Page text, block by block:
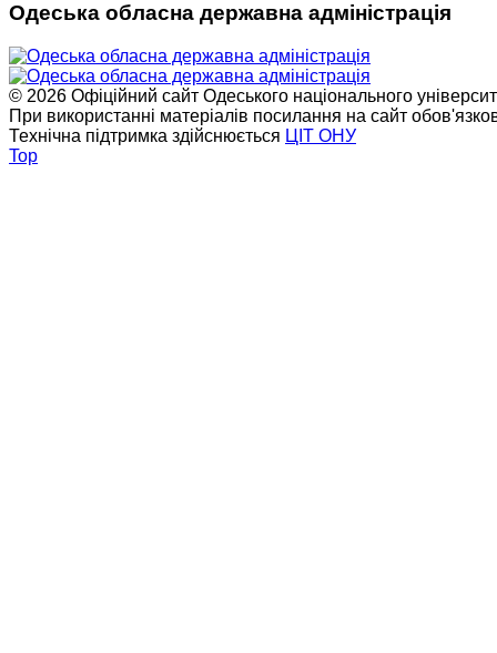
Одеська обласна державна адміністрація
© 2026 Офіційний сайт Одеського національного
При використанні матеріалів посилання на сайт
Технічна підтримка здійснюється ЦІТ ОНУ
Top